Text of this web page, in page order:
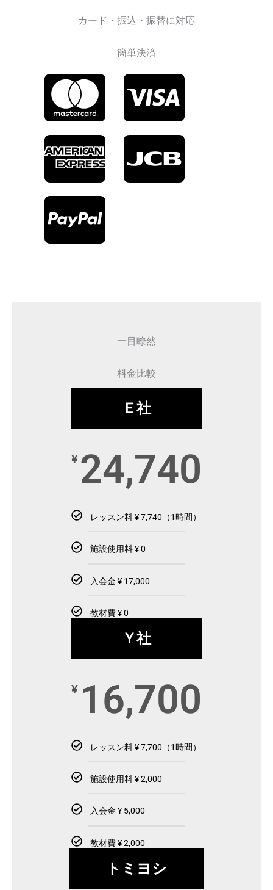
カード・振込・振替に対応
簡単決済
一目瞭然
料金比較
Ｅ社
¥ 24,740
レッスン料 ¥ 7,740（1時間）
施設使用料 ¥ 0
入会金 ¥ 17,000
教材費 ¥ 0
Ｙ社
¥ 16,700
レッスン料 ¥ 7,700（1時間）
施設使用料 ¥ 2,000
入会金 ¥ 5,000
教材費 ¥ 2,000
トミヨシ